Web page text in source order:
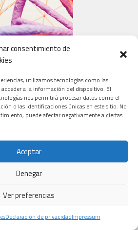
consentimiento de
utilizamos tecnologías como las
a la información del dispositivo. El
nos permitirá procesar datos como el
o las identificaciones únicas en este sitio. No
puede afectar negativamente a ciertas
Aceptar
Denegar
Ver preferencias
Declaración de privacidadImpressum
VIDA?